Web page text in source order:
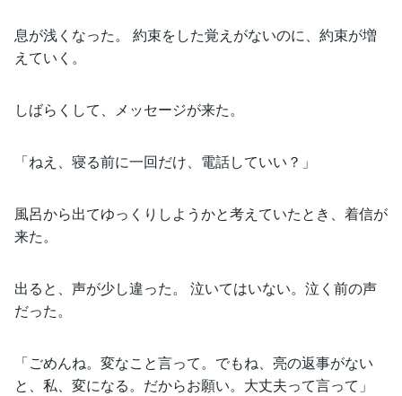
息が浅くなった。 約束をした覚えがないのに、約束が増
えていく。
しばらくして、メッセージが来た。
「ねえ、寝る前に一回だけ、電話していい？」
風呂から出てゆっくりしようかと考えていたとき、着信が
来た。
出ると、声が少し違った。 泣いてはいない。泣く前の声
だった。
「ごめんね。変なこと言って。でもね、亮の返事がない
と、私、変になる。だからお願い。大丈夫って言って」